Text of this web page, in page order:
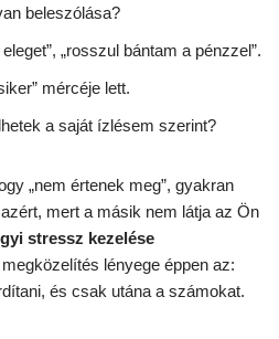
beleszólása?
„rosszul bántam a pénzzel”.
mércéje lett.
a saját ízlésem szerint?
„nem értenek meg”, gyakran
mert a másik nem látja az Ön
stressz kezelése
megközelítés lényege éppen az:
és csak utána a számokat.